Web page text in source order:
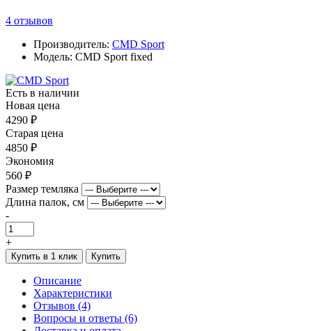
4 отзывов
Производитель: CMD Sport
Модель: CMD Sport fixed
Есть в наличии
Новая цена
4290 ₽
Старая цена
4850 ₽
Экономия
560 ₽
Размер темляка
Длина палок, см
-
+
Купить в 1 клик Купить
Описание
Характеристики
Отзывов (4)
Вопросы и ответы (6)